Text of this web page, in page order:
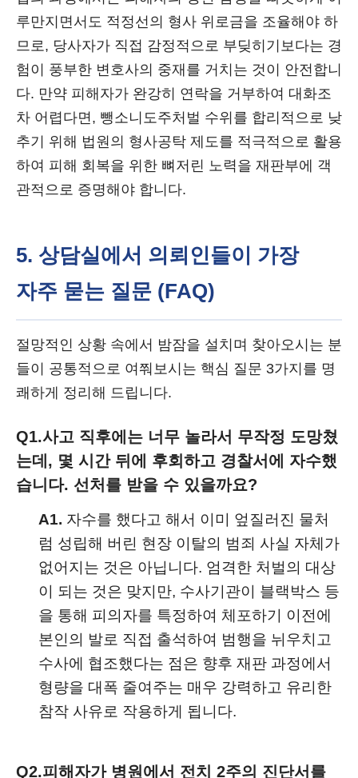
루만지면서도 적정선의 형사 위로금을 조율해야 하
므로, 당사자가 직접 감정적으로 부딪히기보다는 경
험이 풍부한 변호사의 중재를 거치는 것이 안전합니
다. 만약 피해자가 완강히 연락을 거부하여 대화조
차 어렵다면, 뺑소니도주처벌 수위를 합리적으로 낮
추기 위해 법원의 형사공탁 제도를 적극적으로 활용
하여 피해 회복을 위한 뼈저린 노력을 재판부에 객
관적으로 증명해야 합니다.
5. 상담실에서 의뢰인들이 가장
자주 묻는 질문 (FAQ)
절망적인 상황 속에서 밤잠을 설치며 찾아오시는 분
들이 공통적으로 여쭤보시는 핵심 질문 3가지를 명
쾌하게 정리해 드립니다.
Q1.사고 직후에는 너무 놀라서 무작정 도망쳤
는데, 몇 시간 뒤에 후회하고 경찰서에 자수했
습니다. 선처를 받을 수 있을까요?
A1. 자수를 했다고 해서 이미 엎질러진 물처
럼 성립해 버린 현장 이탈의 범죄 사실 자체가
없어지는 것은 아닙니다. 엄격한 처벌의 대상
이 되는 것은 맞지만, 수사기관이 블랙박스 등
을 통해 피의자를 특정하여 체포하기 이전에
본인의 발로 직접 출석하여 범행을 뉘우치고
수사에 협조했다는 점은 향후 재판 과정에서
형량을 대폭 줄여주는 매우 강력하고 유리한
참작 사유로 작용하게 됩니다.
Q2.피해자가 병원에서 전치 2주의 진단서를